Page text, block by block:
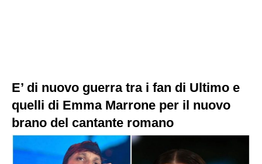
E’ di nuovo guerra tra i fan di Ultimo e
quelli di Emma Marrone per il nuovo
brano del cantante romano